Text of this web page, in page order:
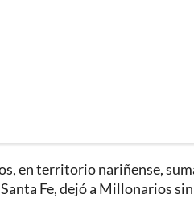
en territorio nariñense,
Fe, dejó a Millonarios sin